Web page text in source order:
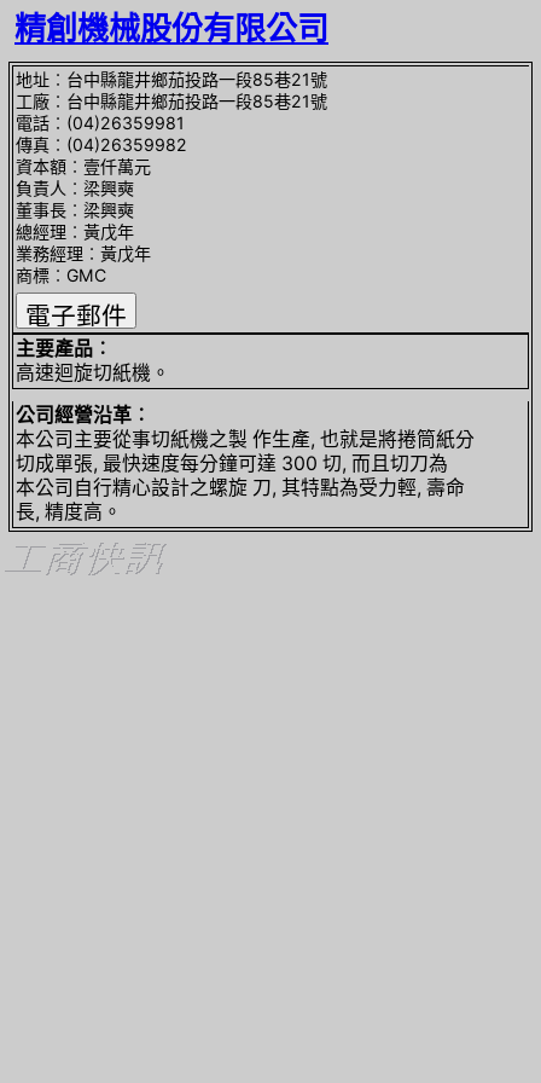
精創機械股份有限公司
地址︰台中縣龍井鄉茄投路一段85巷21號
工廠︰台中縣龍井鄉茄投路一段85巷21號
電話︰(04)26359981
傳真︰(04)26359982
資本額︰壹仟萬元
負責人︰梁興奭
董事長︰梁興奭
總經理︰黃戊年
業務經理︰黃戊年
商標︰GMC
主要產品︰
高速迴旋切紙機。
公司經營沿革︰
本公司主要從事切紙機之製 作生產, 也就是將捲筒紙分
切成單張, 最快速度每分鐘可達 300 切, 而且切刀為
本公司自行精心設計之螺旋 刀, 其特點為受力輕, 壽命
長, 精度高。